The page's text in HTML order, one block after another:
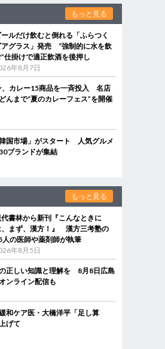
もっと見る
ールだけ飲むと倒れる「ふらつく
アグラス」発売 “強制的に水を飲
仕掛けで適正飲酒を後押し
年8月7日
、カレー15商品を一斉投入 名店
んまで“夏のカレーフェス”を開催
国市場」がスタート 人気グルメ
ブランドが集結
もっと見る
書林から新刊『こんなときに
、まず、漢方！』 漢方三考塾の
人の医師や薬剤師が執筆
年8月5日
正しい知識と理解を 8月8日広島
ンライン配信も
和ケア医・大橋洋平「足し算
げて